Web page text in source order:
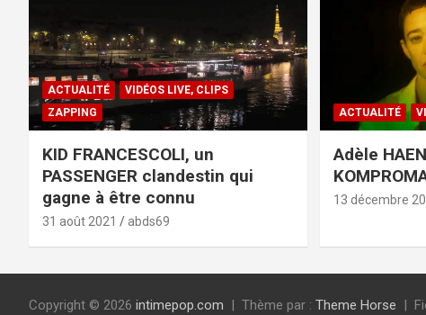
ACTUALITÉ
VIDÉOS LIVE, CLIPS
ZAPPING
KID FRANCESCOLI, un
PASSENGER clandestin qui
gagne à être connu
31 août 2021 abds69
ACTUALITÉ
Adèle
13 décembre
Copyright © 2026 intimepop.com Thème par : Theme Horse